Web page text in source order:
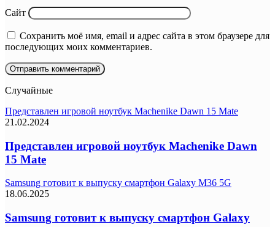
Сайт
Сохранить моё имя, email и адрес сайта в этом браузере для
последующих моих комментариев.
Случайные
Представлен игровой ноутбук Machenike Dawn 15 Mate
21.02.2024
Представлен игровой ноутбук Machenike Dawn
15 Mate
Samsung готовит к выпуску смартфон Galaxy M36 5G
18.06.2025
Samsung готовит к выпуску смартфон Galaxy